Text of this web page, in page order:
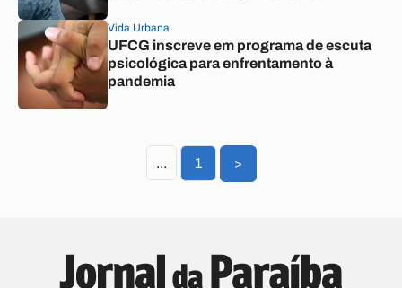
Vida Urbana
UFCG inscreve em programa de escuta
psicológica para enfrentamento à
pandemia
... 1 >